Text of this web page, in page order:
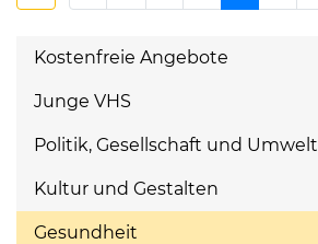
Kostenfreie Angebote
Junge VHS
Politik, Gesellschaft und Umwelt
Kultur und Gestalten
Gesundheit